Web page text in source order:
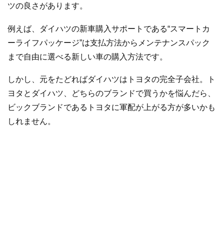
ツの良さがあります。
例えば、ダイハツの新車購入サポートである“スマートカ
ーライフパッケージ”は支払方法からメンテナンスパック
まで自由に選べる新しい車の購入方法です。
しかし、元をたどればダイハツはトヨタの完全子会社。ト
ヨタとダイハツ、どちらのブランドで買うかを悩んだら、
ビックブランドであるトヨタに軍配が上がる方が多いかも
しれません。